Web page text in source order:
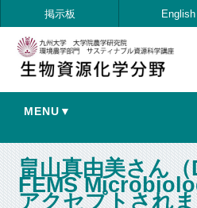
掲示板 English
MENU▼
畠山真由美さん
FEMS
アクセプトされ